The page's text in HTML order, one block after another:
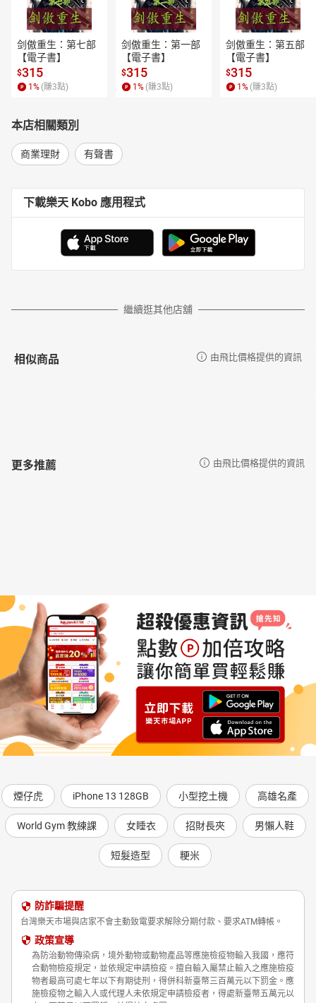
剑傲重生：第七部
【電子書】
$315
1 % (賺3點)
剑傲重生：第一部
【電子書】
$315
1 % (賺3點)
剑傲重生：第五部
【電子書】
$315
1 % (賺3點)
本店相關類別
商業理財 有聲書
下載樂天 Kobo 應用程式
繼續逛其他店舖
相似商品 由飛比價格提供的資訊
更多推薦 由飛比價格提供的資訊
煙仔虎 iPhone 13 128GB 小型挖土機 高雄名產
World Gym 教練課 女睡衣 招財長夾 男懶人鞋
短髮造型 粳米
防詐騙提醒
台灣樂天市場與店家不會主動致電要求解除分期付款、要求ATM轉帳。
政策宣導
為防治動物傳染病，境外動物或動物產品等應施檢疫物輸入我國，應符
合動物檢疫規定，並依規定申請檢疫。擅自輸入屬禁止輸入之應施檢疫
物者最高可處七年以下有期徒刑，得併科新臺幣三百萬元以下罰金。應
施檢疫物之輸入人或代理人未依規定申請檢疫者，得處新臺幣五萬元以